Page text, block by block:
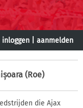
inloggen aanmelden
(Roe)
die Ajax